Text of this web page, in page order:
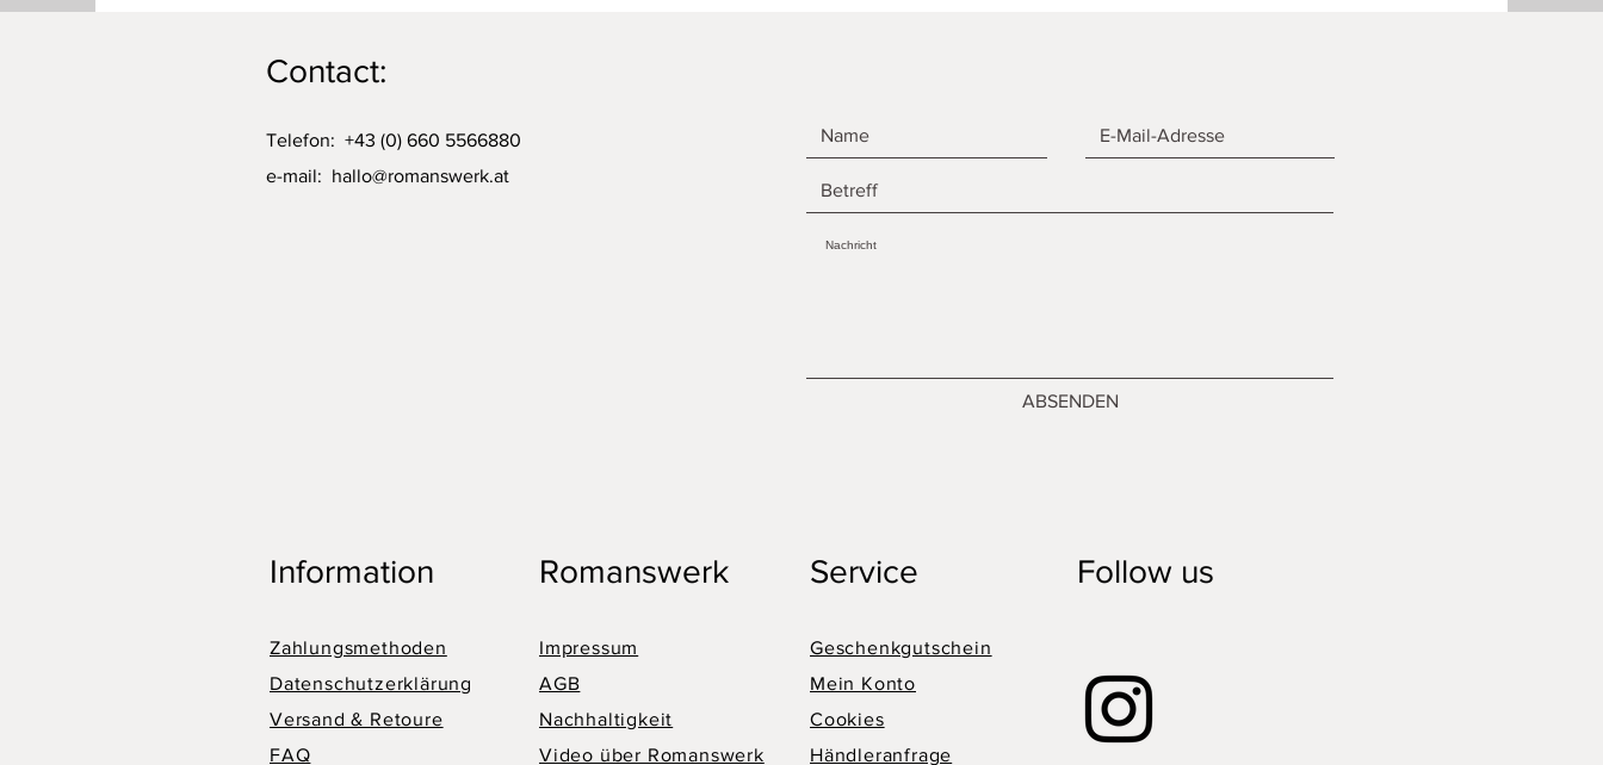
Contact:
Telefon: +43 (0) 660 5566880
e-mail: hallo@romanswerk.at
ABSENDEN
Information
Zahlungsmethoden
Datenschutzerklärung
Versand & Retoure
FAQ
Romanswerk
Impressum
AGB
Nachhaltigkeit
Video über Romanswerk
Service
Geschenkgutschein
Mein Konto
Cookies
Händleranfrage
Follow us